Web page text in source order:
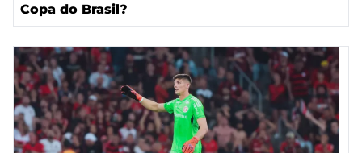
Copa do Brasil?